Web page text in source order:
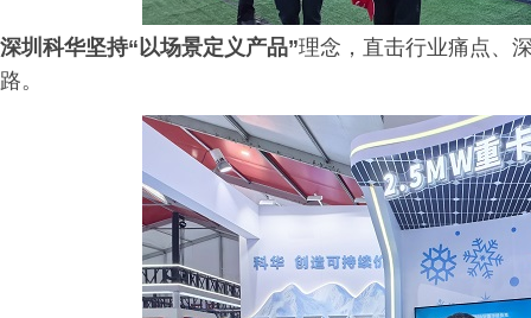
深圳科华坚持“以场景定义产品”理念，直击行业痛点、
路。